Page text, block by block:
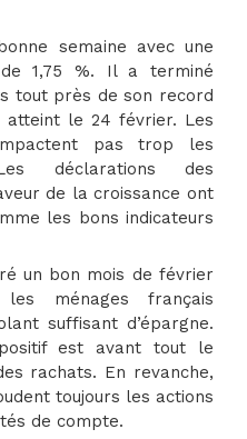
semaine avec une
1,75 %. Il a terminé
tout près de son record
atteint le 24 février. Les
pas trop les
déclarations des
de la croissance ont
les bons indicateurs
un bon mois de février
ménages français
suffisant d’épargne.
est avant tout le
rachats. En revanche,
toujours les actions
de compte.